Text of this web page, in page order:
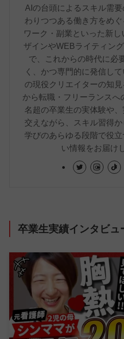
AIの台頭によるスキル需
わりつつある働き方をめ
ワーク・副業といった新
ザインやWEBライティン
で、これからの時代に必
く、かつ専門的に発信し
の現役クリエイターの知
から転職・フリーランスへ
名超の卒業生の実体験や
交えながら、スキル習得か
学びのあらゆる段階で役
い情報をお届け
卒業生実績インタビュ